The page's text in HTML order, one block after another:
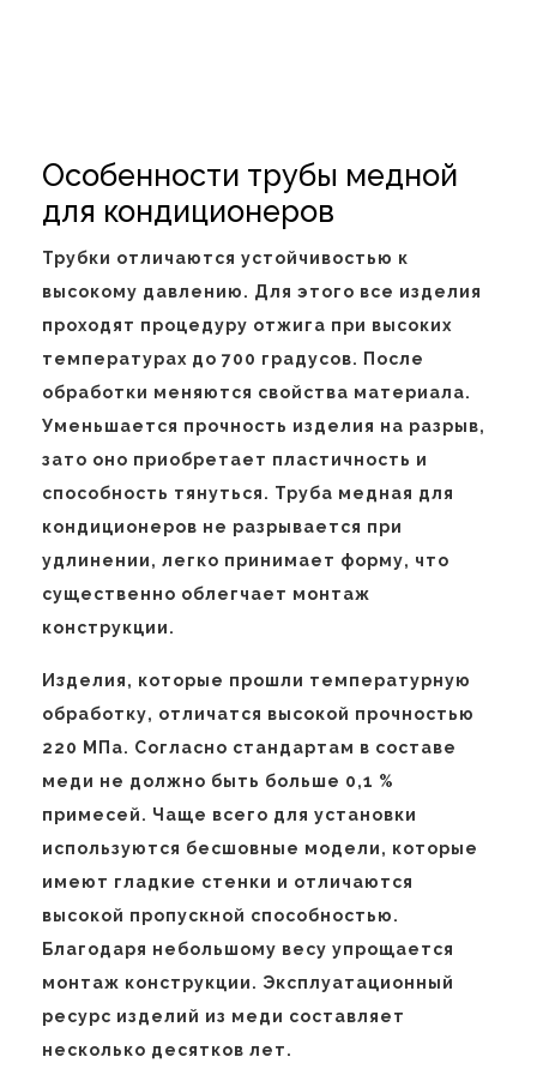
Особенности трубы медной
для кондиционеров
Трубки отличаются устойчивостью к
высокому давлению. Для этого все изделия
проходят процедуру отжига при высоких
температурах до 700 градусов. После
обработки меняются свойства материала.
Уменьшается прочность изделия на разрыв,
зато оно приобретает пластичность и
способность тянуться. Труба медная для
кондиционеров не разрывается при
удлинении, легко принимает форму, что
существенно облегчает монтаж
конструкции.
Изделия, которые прошли температурную
обработку, отличатся высокой прочностью
220 МПа. Согласно стандартам в составе
меди не должно быть больше 0,1 %
примесей. Чаще всего для установки
используются бесшовные модели, которые
имеют гладкие стенки и отличаются
высокой пропускной способностью.
Благодаря небольшому весу упрощается
монтаж конструкции. Эксплуатационный
ресурс изделий из меди составляет
несколько десятков лет.